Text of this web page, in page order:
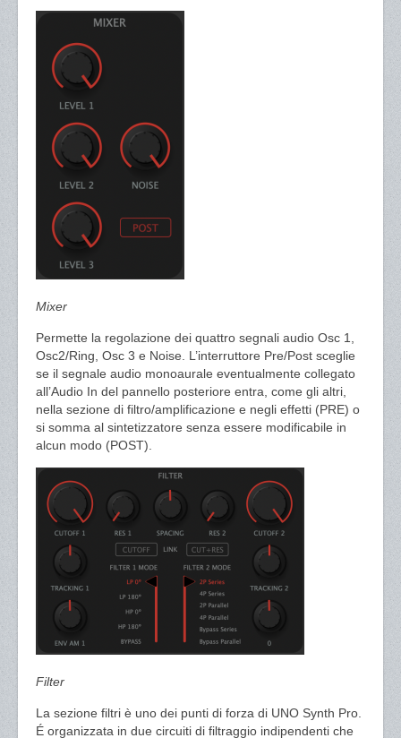
Mixer
Permette la regolazione dei quattro segnali audio Osc 1,
Osc2/Ring, Osc 3 e Noise. L’interruttore Pre/Post sceglie
se il segnale audio monoaurale eventualmente collegato
all’Audio In del pannello posteriore entra, come gli altri,
nella sezione di filtro/amplificazione e negli effetti (PRE) o
si somma al sintetizzatore senza essere modificabile in
alcun modo (POST).
Filter
La sezione filtri è uno dei punti di forza di UNO Synth Pro.
É organizzata in due circuiti di filtraggio indipendenti che